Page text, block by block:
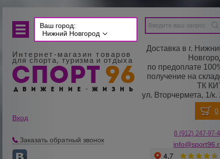
Ваш город:
Нижний Новгород
Интернет-магазин товаров
для спорта, туризма и отдыха
Доставка в г.
по предоплате
получение на
ТК
ул. Вторчермета, 1/к.
Вход
Заказать обратный звонок
8 (912) 247-97-